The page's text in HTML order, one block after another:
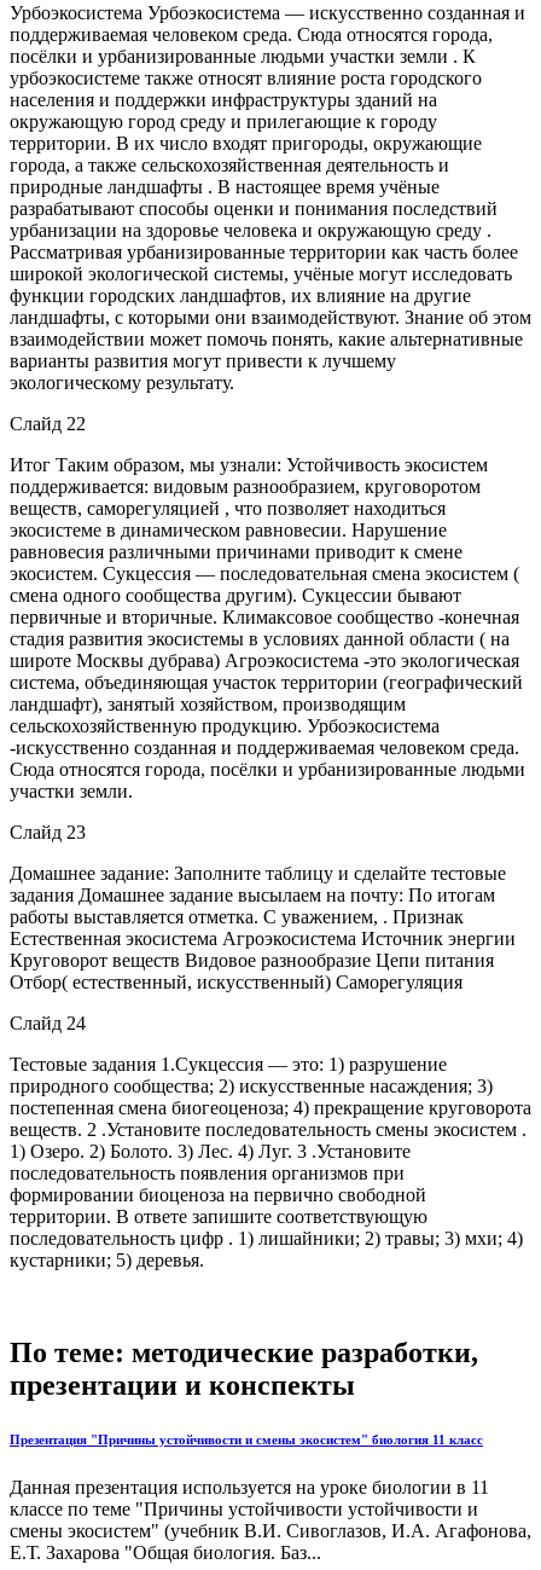
Урбоэкосистема Урбоэкосистема — искусственно созданная и
поддерживаемая человеком среда. Сюда относятся города,
посёлки и урбанизированные людьми участки земли . К
урбоэкосистеме также относят влияние роста городского
населения и поддержки инфраструктуры зданий на
окружающую город среду и прилегающие к городу
территории. В их число входят пригороды, окружающие
города, а также сельскохозяйственная деятельность и
природные ландшафты . В настоящее время учёные
разрабатывают способы оценки и понимания последствий
урбанизации на здоровье человека и окружающую среду .
Рассматривая урбанизированные территории как часть более
широкой экологической системы, учёные могут исследовать
функции городских ландшафтов, их влияние на другие
ландшафты, с которыми они взаимодействуют. Знание об этом
взаимодействии может помочь понять, какие альтернативные
варианты развития могут привести к лучшему
экологическому результату.
Слайд 22
Итог Таким образом, мы узнали: Устойчивость экосистем
поддерживается: видовым разнообразием, круговоротом
веществ, саморегуляцией , что позволяет находиться
экосистеме в динамическом равновесии. Нарушение
равновесия различными причинами приводит к смене
экосистем. Сукцессия — последовательная смена экосистем (
смена одного сообщества другим). Сукцессии бывают
первичные и вторичные. Климаксовое сообщество -конечная
стадия развития экосистемы в условиях данной области ( на
широте Москвы дубрава) Агроэкосистема -это экологическая
система, объединяющая участок территории (географический
ландшафт), занятый хозяйством, производящим
сельскохозяйственную продукцию. Урбоэкосистема
-искусственно созданная и поддерживаемая человеком среда.
Сюда относятся города, посёлки и урбанизированные людьми
участки земли.
Слайд 23
Домашнее задание: Заполните таблицу и сделайте тестовые
задания Домашнее задание высылаем на почту: По итогам
работы выставляется отметка. С уважением, . Признак
Естественная экосистема Агроэкосистема Источник энергии
Круговорот веществ Видовое разнообразие Цепи питания
Отбор( естественный, искусственный) Саморегуляция
Слайд 24
Тестовые задания 1.Сукцессия — это: 1) разрушение
природного сообщества; 2) искусственные насаждения; 3)
постепенная смена биогеоценоза; 4) прекращение круговорота
веществ. 2 .Установите последовательность смены экосистем .
1) Озеро. 2) Болото. 3) Лес. 4) Луг. 3 .Установите
последовательность появления организмов при
формировании биоценоза на первично свободной
территории. В ответе запишите соответствующую
последовательность цифр . 1) лишайники; 2) травы; 3) мхи; 4)
кустарники; 5) деревья.
По теме: методические разработки,
презентации и конспекты
Презентация "Причины устойчивости и смены экосистем" биология 11 класс
Данная презентация используется на уроке биологии в 11
классе по теме "Причины устойчивости устойчивости и
смены экосистем" (учебник В.И. Сивоглазов, И.А. Агафонова,
Е.Т. Захарова "Общая биология. Баз...